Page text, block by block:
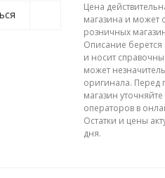
Цена
магазина и может
розничных
Описание берется
и носит
может
оригинала. Перед
магазин
операторов в
Остатки и цены
дня.